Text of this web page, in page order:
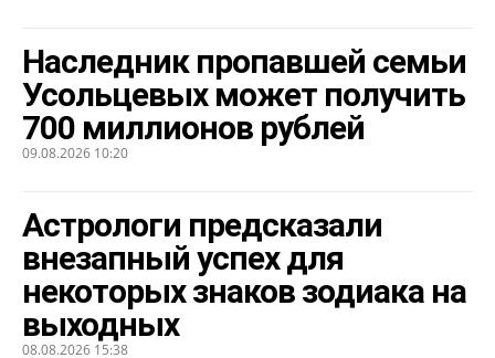
Наследник пропавшей семьи
Усольцевых может получить
700 миллионов рублей
09.08.2026 10:20
Астрологи предсказали
внезапный успех для
некоторых знаков зодиака на
выходных
08.08.2026 15:38